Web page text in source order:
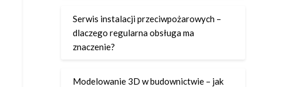
Serwis instalacji przeciwpożarowych –
dlaczego regularna obsługa ma
znaczenie?
Modelowanie 3D w budownictwie – jak